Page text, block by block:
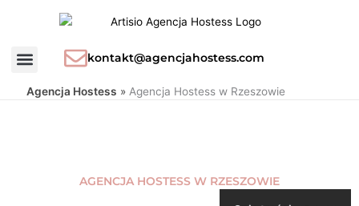
kontakt@agencjahostess.com
Agencja Hostess »Agencja Hostess w Rzeszowie
AGENCJA HOSTESS W RZESZOWIE